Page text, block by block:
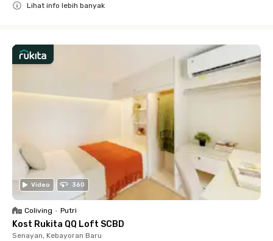
Lihat info lebih banyak
Video 360
Coliving • Putri
Kost Rukita QQ Loft SCBD
Senayan, Kebayoran Baru